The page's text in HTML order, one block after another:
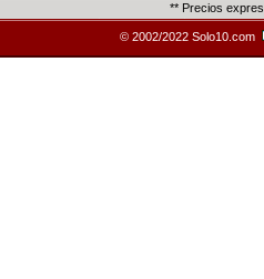
** Precios
© 2002/2022 Solo10.com